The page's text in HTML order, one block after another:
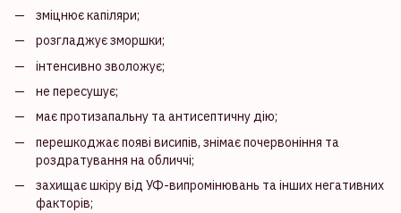
зміцнює капіляри;
розгладжує зморшки;
інтенсивно зволожує;
не пересушує;
має протизапальну та антисептичну дію;
перешкоджає появі висипів, знімає почервоніння та
роздратування на обличчі;
захищає шкіру від УФ-випромінювань та інших негативних
факторів;